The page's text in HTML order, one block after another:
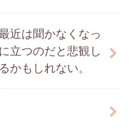
近は聞かなくなっ
立つのだと悲観し
かもしれない。